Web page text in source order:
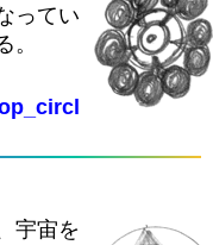
ってい
。
宇宙を